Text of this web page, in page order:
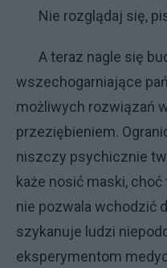
Nie rozglądaj się,
A teraz nagle się
wszechogarniające
możliwych rozwiązań
przeziębieniem.
niszczy psychicznie
każe nosić maski,
nie pozwala wchodzić
szykanuje ludzi
eksperymentom